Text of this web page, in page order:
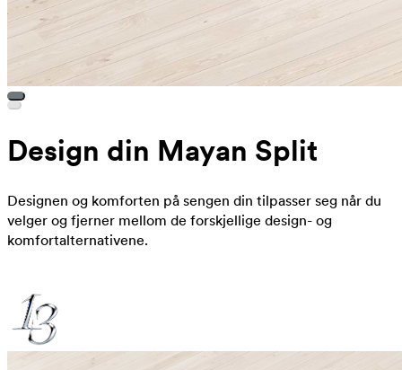
Design din Mayan Split
Designen og komforten på sengen din tilpasser seg når du
velger og fjerner mellom de forskjellige design- og
komfortalternativene.